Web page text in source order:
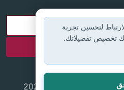
إسلام أون لاين © 2025
لتحسين تجربة
تخصيص تفضيلاتك.